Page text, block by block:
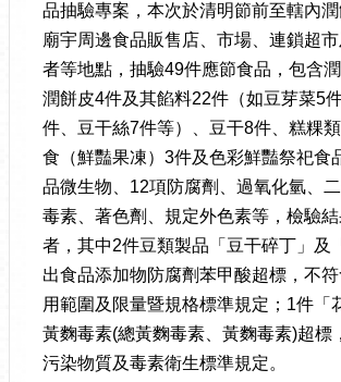
品抽驗專案，本次於清明節前至轄內潤
廟宇周邊食品販售店、市場、連鎖超
者等地點，抽驗49件應節食品，包含潤
潤餅皮4件及其餡料22件（如豆芽菜5
件、豆干絲7件等）、豆干8件、糕粿
食（鮮豔果凍）3件及色彩鮮豔祭祀食
品微生物、12項防腐劑、過氧化氫、
毒素、著色劑、規定外色素等，檢驗
者，其中2件豆類製品「豆干碎丁」及
出食品添加物防腐劑苯甲酸超標，不
用範圍及限量暨規格標準規定；1件「
黃麴毒素(總黃麴毒素、黃麴毒素)超標
污染物質及毒素衛生標準規定。